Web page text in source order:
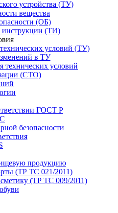
устройства (ТУ)
вещества
(ОБ)
инструкции (ТИ)
технических условий (ТУ)
в ТУ
технических условий
(СТО)
ГОСТ Р
безопасности
продукцию
(ТР ТС 021/2011)
(ТР ТС 009/2011)